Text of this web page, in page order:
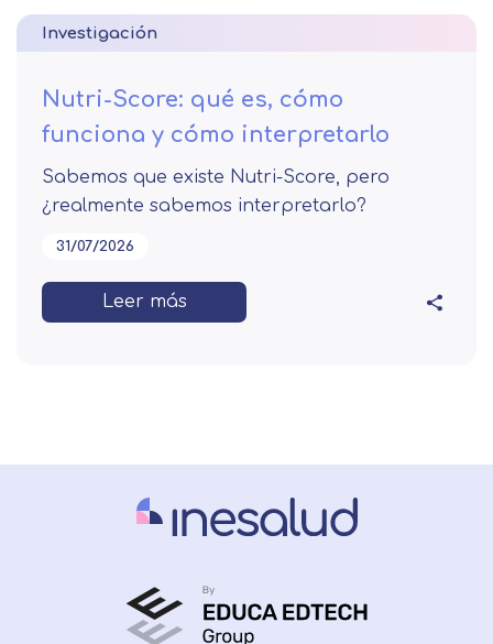
Investigación
Nutri-Score: qué es, cómo
funciona y cómo interpretarlo
Sabemos que existe Nutri-Score, pero
¿realmente sabemos interpretarlo?
31/07/2026
Leer más